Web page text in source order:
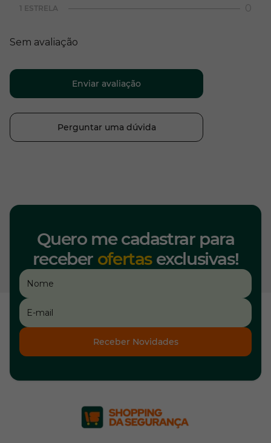
1 ESTRELA 0
Sem avaliação
Enviar avaliação
Perguntar uma dúvida
Quero me cadastrar para
receber ofertasexclusivas!
Receber Novidades